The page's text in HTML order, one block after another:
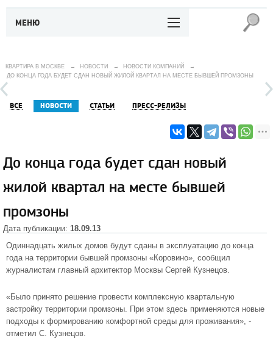
МЕНЮ
КВАРТИРА В МОСКВЕ → НОВОСТИ → НОВОСТИ КОМПАНИЙ
→
ДО КОНЦА ГОДА БУДЕТ СДАН НОВЫЙ ЖИЛОЙ КВАРТАЛ НА МЕСТЕ БЫВШЕЙ ПРОМЗОНЫ
ВСЕ НОВОСТИ СТАТЬИ ПРЕСС-РЕЛИЗЫ
До конца года будет сдан новый
жилой квартал на месте бывшей
промзоны
Дата публикации: 18.09.13
Одиннадцать жилых домов будут сданы в эксплуатацию до конца
года на территории бывшей промзоны «Коровино», сообщил
журналистам главный архитектор Москвы Сергей Кузнецов.
«Было принято решение провести комплексную квартальную
застройку территории промзоны. При этом здесь применяются новые
подходы к формированию комфортной среды для проживания», -
отметил С. Кузнецов.